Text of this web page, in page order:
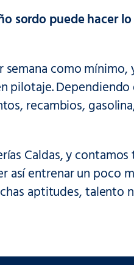
sordo puede hacer
como mínimo,
pilotaje. Dependiendo
recambios,
Caldas, y
así entrenar un poco
aptitudes, talento